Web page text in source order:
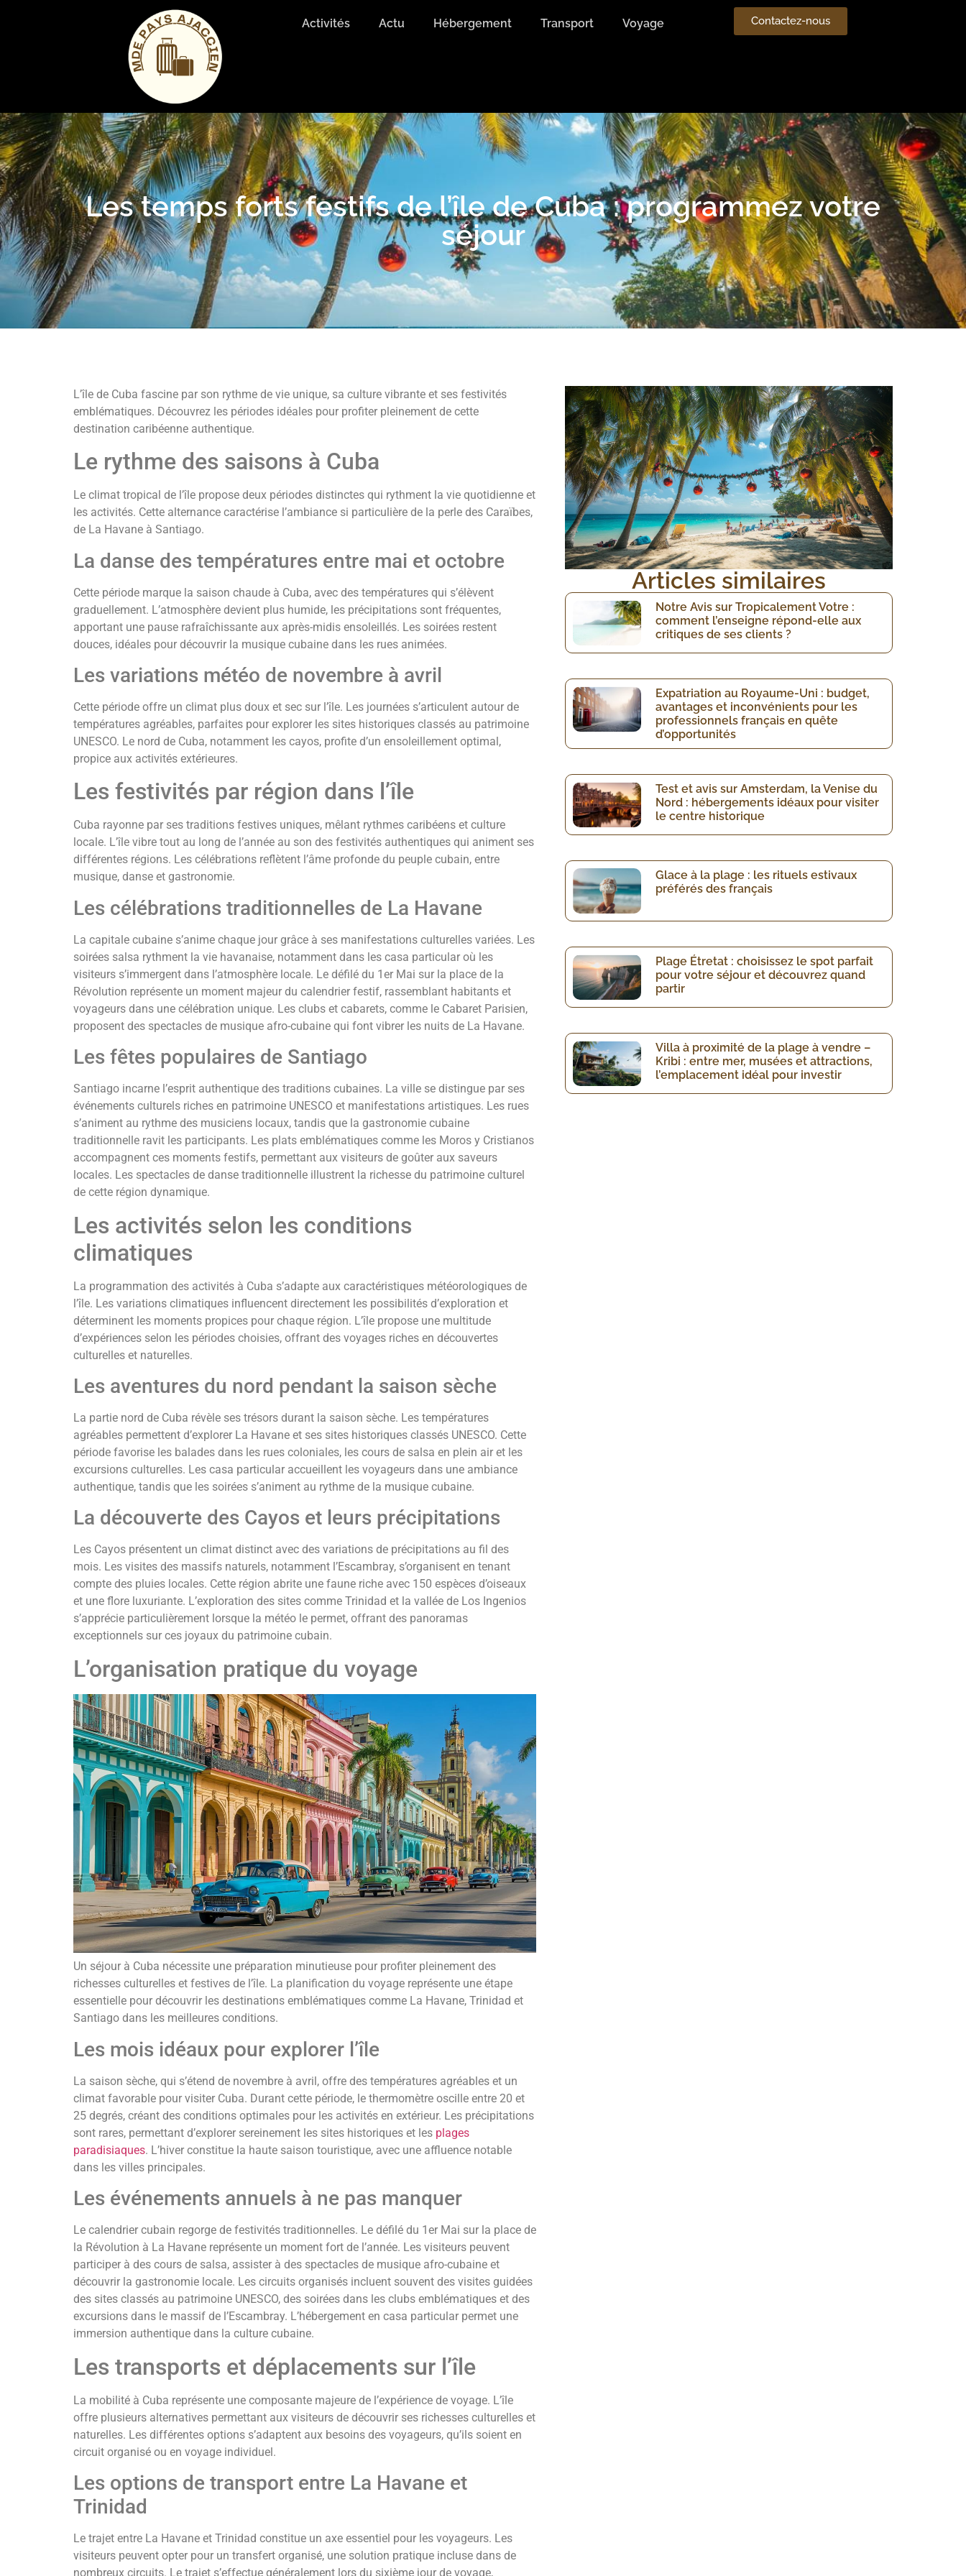
Activités Actu Hébergement Transport Voyage Contactez-nous
Les temps forts festifs de l’île de Cuba : programmez votre
séjour
L’île de Cuba fascine par son rythme de vie unique, sa culture vibrante et ses festivités
emblématiques. Découvrez les périodes idéales pour profiter pleinement de cette
destination caribéenne authentique.
Le rythme des saisons à Cuba
Le climat tropical de l’île propose deux périodes distinctes qui rythment la vie quotidienne et
les activités. Cette alternance caractérise l’ambiance si particulière de la perle des Caraïbes,
de La Havane à Santiago.
La danse des températures entre mai et octobre
Cette période marque la saison chaude à Cuba, avec des températures qui s’élèvent
graduellement. L’atmosphère devient plus humide, les précipitations sont fréquentes,
apportant une pause rafraîchissante aux après-midis ensoleillés. Les soirées restent
douces, idéales pour découvrir la musique cubaine dans les rues animées.
Les variations météo de novembre à avril
Cette période offre un climat plus doux et sec sur l’île. Les journées s’articulent autour de
températures agréables, parfaites pour explorer les sites historiques classés au patrimoine
UNESCO. Le nord de Cuba, notamment les cayos, profite d’un ensoleillement optimal,
propice aux activités extérieures.
Les festivités par région dans l’île
Cuba rayonne par ses traditions festives uniques, mêlant rythmes caribéens et culture
locale. L’île vibre tout au long de l’année au son des festivités authentiques qui animent ses
différentes régions. Les célébrations reflètent l’âme profonde du peuple cubain, entre
musique, danse et gastronomie.
Les célébrations traditionnelles de La Havane
La capitale cubaine s’anime chaque jour grâce à ses manifestations culturelles variées. Les
soirées salsa rythment la vie havanaise, notamment dans les casa particular où les
visiteurs s’immergent dans l’atmosphère locale. Le défilé du 1er Mai sur la place de la
Révolution représente un moment majeur du calendrier festif, rassemblant habitants et
voyageurs dans une célébration unique. Les clubs et cabarets, comme le Cabaret Parisien,
proposent des spectacles de musique afro-cubaine qui font vibrer les nuits de La Havane.
Les fêtes populaires de Santiago
Santiago incarne l’esprit authentique des traditions cubaines. La ville se distingue par ses
événements culturels riches en patrimoine UNESCO et manifestations artistiques. Les rues
s’animent au rythme des musiciens locaux, tandis que la gastronomie cubaine
traditionnelle ravit les participants. Les plats emblématiques comme les Moros y Cristianos
accompagnent ces moments festifs, permettant aux visiteurs de goûter aux saveurs
locales. Les spectacles de danse traditionnelle illustrent la richesse du patrimoine culturel
de cette région dynamique.
Les activités selon les conditions
climatiques
La programmation des activités à Cuba s’adapte aux caractéristiques météorologiques de
l’île. Les variations climatiques influencent directement les possibilités d’exploration et
déterminent les moments propices pour chaque région. L’île propose une multitude
d’expériences selon les périodes choisies, offrant des voyages riches en découvertes
culturelles et naturelles.
Les aventures du nord pendant la saison sèche
La partie nord de Cuba révèle ses trésors durant la saison sèche. Les températures
agréables permettent d’explorer La Havane et ses sites historiques classés UNESCO. Cette
période favorise les balades dans les rues coloniales, les cours de salsa en plein air et les
excursions culturelles. Les casa particular accueillent les voyageurs dans une ambiance
authentique, tandis que les soirées s’animent au rythme de la musique cubaine.
La découverte des Cayos et leurs précipitations
Les Cayos présentent un climat distinct avec des variations de précipitations au fil des
mois. Les visites des massifs naturels, notamment l’Escambray, s’organisent en tenant
compte des pluies locales. Cette région abrite une faune riche avec 150 espèces d’oiseaux
et une flore luxuriante. L’exploration des sites comme Trinidad et la vallée de Los Ingenios
s’apprécie particulièrement lorsque la météo le permet, offrant des panoramas
exceptionnels sur ces joyaux du patrimoine cubain.
L’organisation pratique du voyage
Un séjour à Cuba nécessite une préparation minutieuse pour profiter pleinement des
richesses culturelles et festives de l’île. La planification du voyage représente une étape
essentielle pour découvrir les destinations emblématiques comme La Havane, Trinidad et
Santiago dans les meilleures conditions.
Les mois idéaux pour explorer l’île
La saison sèche, qui s’étend de novembre à avril, offre des températures agréables et un
climat favorable pour visiter Cuba. Durant cette période, le thermomètre oscille entre 20 et
25 degrés, créant des conditions optimales pour les activités en extérieur. Les précipitations
sont rares, permettant d’explorer sereinement les sites historiques et les plages
paradisiaques. L’hiver constitue la haute saison touristique, avec une affluence notable
dans les villes principales.
Les événements annuels à ne pas manquer
Le calendrier cubain regorge de festivités traditionnelles. Le défilé du 1er Mai sur la place de
la Révolution à La Havane représente un moment fort de l’année. Les visiteurs peuvent
participer à des cours de salsa, assister à des spectacles de musique afro-cubaine et
découvrir la gastronomie locale. Les circuits organisés incluent souvent des visites guidées
des sites classés au patrimoine UNESCO, des soirées dans les clubs emblématiques et des
excursions dans le massif de l’Escambray. L’hébergement en casa particular permet une
immersion authentique dans la culture cubaine.
Les transports et déplacements sur l’île
La mobilité à Cuba représente une composante majeure de l’expérience de voyage. L’île
offre plusieurs alternatives permettant aux visiteurs de découvrir ses richesses culturelles et
naturelles. Les différentes options s’adaptent aux besoins des voyageurs, qu’ils soient en
circuit organisé ou en voyage individuel.
Les options de transport entre La Havane et
Trinidad
Le trajet entre La Havane et Trinidad constitue un axe essentiel pour les voyageurs. Les
visiteurs peuvent opter pour un transfert organisé, une solution pratique incluse dans de
nombreux circuits. Le trajet s’effectue généralement lors du sixième jour de voyage,
Articles similaires
Notre Avis sur Tropicalement Votre :
comment l’enseigne répond-elle aux
critiques de ses clients ?
Expatriation au Royaume-Uni : budget,
avantages et inconvénients pour les
professionnels français en quête
d’opportunités
Test et avis sur Amsterdam, la Venise du
Nord : hébergements idéaux pour visiter
le centre historique
Glace à la plage : les rituels estivaux
préférés des français
Plage Étretat : choisissez le spot parfait
pour votre séjour et découvrez quand
partir
Villa à proximité de la plage à vendre –
Kribi : entre mer, musées et attractions,
l’emplacement idéal pour investir